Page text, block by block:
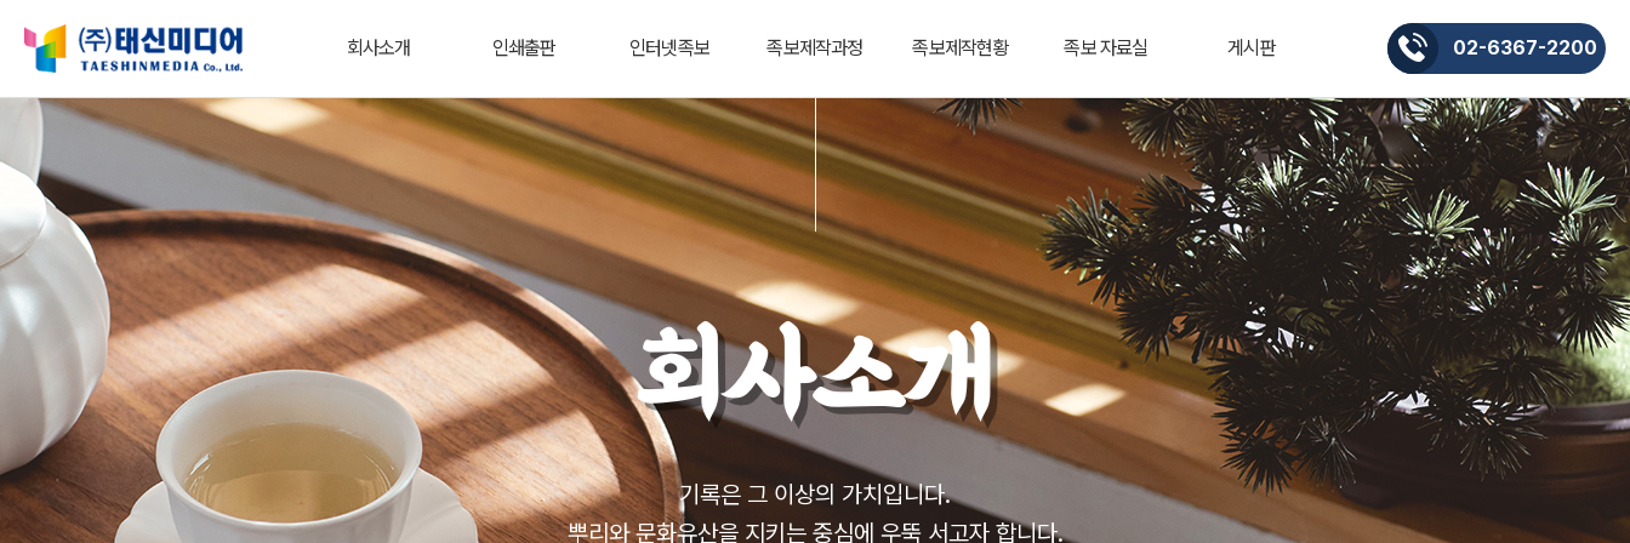
회사소개 인쇄출판 인터넷족보 족보제작과정 족보제작현황 족보 자료실 게시판 02-6367-2200
회사소개
기록은 그 이상의 가치입니다.
뿌리와 문화유산을 지키는 중심에 우뚝 서고자 합니다.